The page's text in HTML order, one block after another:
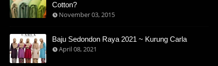
Cotton?
November 03, 2015
Baju Sedondon Raya 2021 ~ Kurung Carla
April 08, 2021